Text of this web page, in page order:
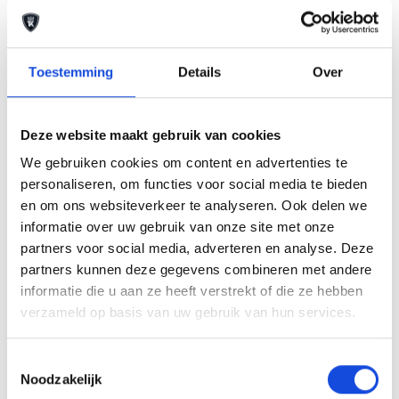
Toestemming Details Over
Deze website maakt gebruik van cookies
We gebruiken cookies om content en advertenties te
personaliseren, om functies voor social media te bieden
en om ons websiteverkeer te analyseren. Ook delen we
informatie over uw gebruik van onze site met onze
partners voor social media, adverteren en analyse. Deze
partners kunnen deze gegevens combineren met andere
informatie die u aan ze heeft verstrekt of die ze hebben
verzameld op basis van uw gebruik van hun services.
Noodzakelijk
doen meer. We bieden u de keuze uit een aantal
aanvullende dienstenpakketten. Zo meenemen kan
altijd, maar kiest u voor één van onze
mogelijkheid te kiezen uit 2 afleverpakketten. En
wel of geen inruil. Vraag naar de mogelijkheden!
NATIONALE AUTOPAS EN ONDERHOUDSHISTORIE
AANWEZIG. Ook kunt u bij ons uw auto, caravan,
camper, motor of boot inruilen. Onze
openingstijden zijn van maandag tot en met vrijdag
van 8.00 uur tot 18.00 uur en zaterdag van 9.00 uur
tot 17.00 uur. 2 koopzondagen per maand. Kom
naar onze showroom. Altijd 500 hoogwaardige
occasions op voorraad. Wilt u informatie en inruilen
bel dan onze verkoopadviseurs. GELD VRIJMAKEN?